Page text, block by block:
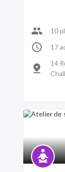
10
17
14